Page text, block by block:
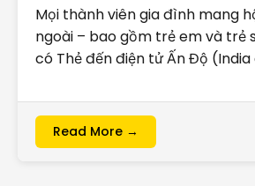
Mọi thành viên gia đình mang
ngoài – bao gồm trẻ em và trẻ
có Thẻ đến điện tử Ấn Độ
Read More →